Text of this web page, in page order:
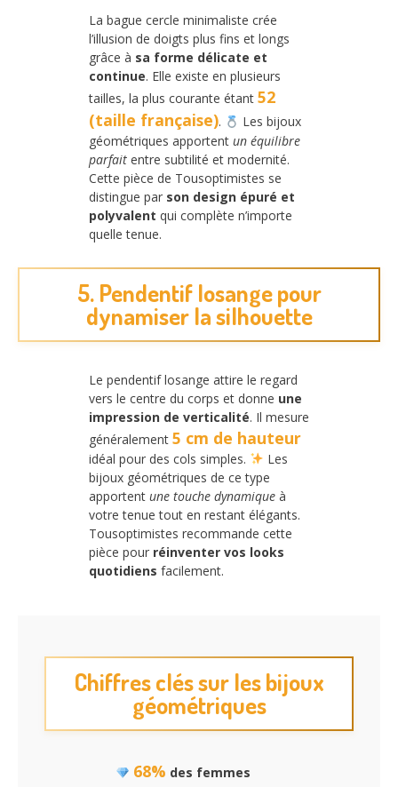
La bague cercle minimaliste crée
l’illusion de doigts plus fins et longs
grâce à sa forme délicate et
continue. Elle existe en plusieurs
tailles, la plus courante étant 52
(taille française).
Les bijoux
géométriques apportent un équilibre
parfait entre subtilité et modernité.
Cette pièce de Tousoptimistes se
distingue par son design épuré et
polyvalent qui complète n’importe
quelle tenue.
5. Pendentif losange pour
dynamiser la silhouette
Le pendentif losange attire le regard
vers le centre du corps et donne une
impression de verticalité. Il mesure
généralement 5 cm de hauteur
idéal pour des cols simples.
Les
bijoux géométriques de ce type
apportent une touche dynamique à
votre tenue tout en restant élégants.
Tousoptimistes recommande cette
pièce pour réinventer vos looks
quotidiens facilement.
Chiffres clés sur les bijoux
géométriques
68% des femmes